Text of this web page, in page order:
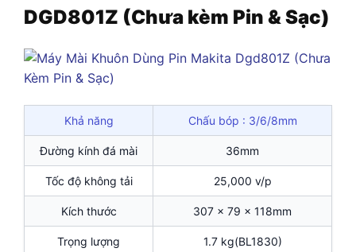
DGD801Z (Chưa kèm Pin & Sạc)
Khả năng Chấu bóp : 3/6/8mm
Đường kính đá mài 36mm
Tốc độ không tải 25,000 v/p
Kích thước 307 x 79 x 118mm
Trọng lượng 1.7 kg(BL1830)